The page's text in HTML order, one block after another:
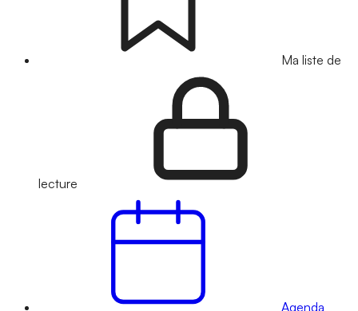
Ma liste de
lecture
Agenda